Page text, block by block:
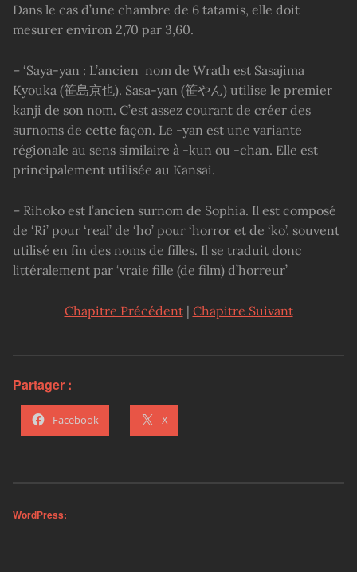
Dans le cas d’une chambre de 6 tatamis, elle doit
mesurer environ 2,70 par 3,60.
– ‘Saya-yan : L’ancien nom de Wrath est Sasajima
Kyouka (笹島京也). Sasa-yan (笹やん) utilise le premier
kanji de son nom. C’est assez courant de créer des
surnoms de cette façon. Le -yan est une variante
régionale au sens similaire à -kun ou -chan. Elle est
principalement utilisée au Kansai.
– Rihoko est l’ancien surnom de Sophia. Il est composé
de ‘Ri’ pour ‘real’ de ‘ho’ pour ‘horror et de ‘ko’, souvent
utilisé en fin des noms de filles. Il se traduit donc
littéralement par ‘vraie fille (de film) d’horreur’
Chapitre Précédent| Chapitre Suivant
Partager :
Facebook X
WordPress: